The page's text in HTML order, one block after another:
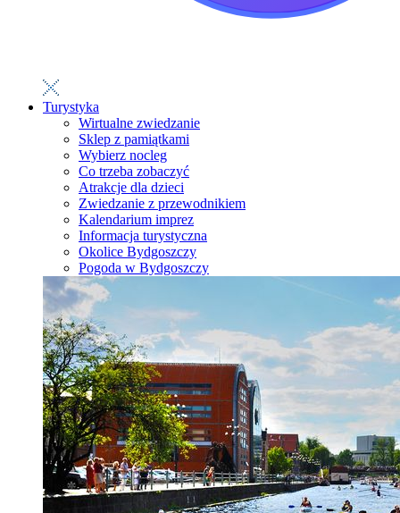
Turystyka
Wirtualne zwiedzanie
Sklep z pamiątkami
Wybierz nocleg
Co trzeba zobaczyć
Atrakcje dla dzieci
Zwiedzanie z przewodnikiem
Kalendarium imprez
Informacja turystyczna
Okolice Bydgoszczy
Pogoda w Bydgoszczy